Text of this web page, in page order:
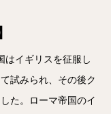
はイギリスを征服し
試みられ、その後ク
た。ローマ帝国のイ